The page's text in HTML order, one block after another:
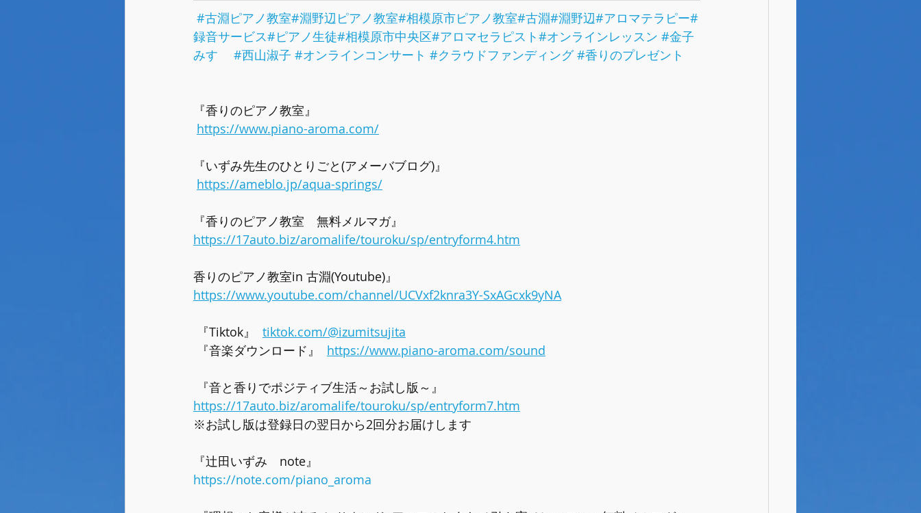
#古淵ピアノ教室#淵野辺ピアノ教室#相模原市ピアノ教室#古淵#淵野辺#アロマテラピー#
録音サービス#ピアノ生徒#相模原市中央区#アロマセラピスト#オンラインレッスン #金子
みすゞ
#西山淑子 #オンラインコンサート #クラウドファンディング #香りのプレゼント
『香りのピアノ教室』
https://www.piano-aroma.com/
『いずみ先生のひとりごと(アメーバブログ)』
https://ameblo.jp/aqua-springs/
『香りのピアノ教室　無料メルマガ』
https://17auto.biz/aromalife/touroku/sp/entryform4.htm
香りのピアノ教室in 古淵(Youtube)』
https://www.youtube.com/channel/UCVxf2knra3Y-SxAGcxk9yNA
『Tiktok』 tiktok.com/@izumitsujita
『音楽ダウンロード』 https://www.piano-aroma.com/sound
『音と香りでポジティブ生活～お試し版～』
https://17auto.biz/aromalife/touroku/sp/entryform7.htm
※お試し版は登録日の翌日から2回分お届けします
『辻田いずみ　note』
https://note.com/piano_aroma